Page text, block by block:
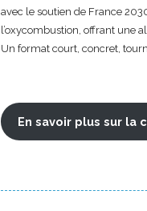
avec le soutien de France
l’oxycombustion, offrant une
Un format court, concret,
En savoir plus sur la